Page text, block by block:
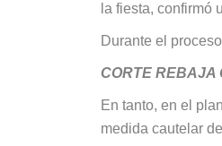
la fiesta, confirmó
Durante el
CORTE REBAJA
En tanto, en el
medida cautelar